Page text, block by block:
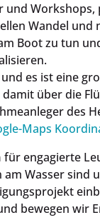
und
Wandel und
Boot zu tun
es ist eine
über die
des
Maps
für engagierte
Wasser sind
bewegen wir